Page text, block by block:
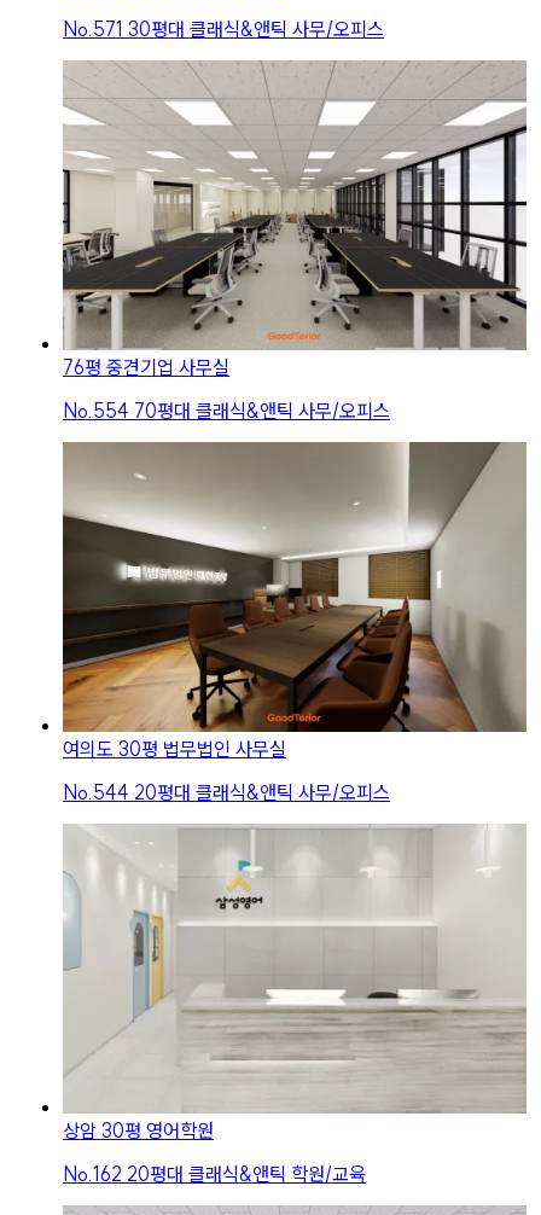
No.571 30평대 클래식&앤틱 사무/오피스
76평 중견기업 사무실
No.554 70평대 클래식&앤틱 사무/오피스
여의도 30평 법무법인 사무실
No.544 20평대 클래식&앤틱 사무/오피스
상암 30평 영어학원
No.162 20평대 클래식&앤틱 학원/교육